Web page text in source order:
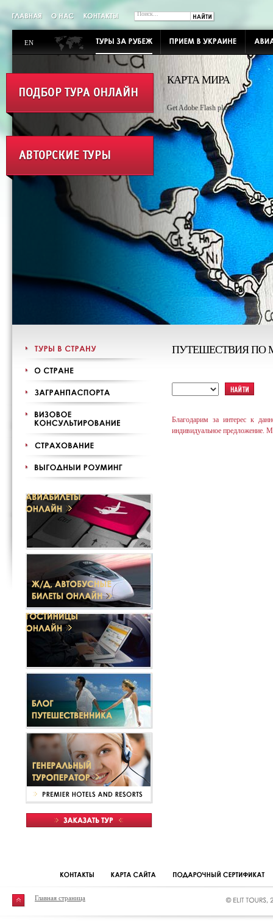
EN
КАРТА МИРА
Get Adobe Flash player
ПУТЕШЕСТВИЯ ПО
Благодарим за интерес к
индивидуальное предложение.
Главная страница